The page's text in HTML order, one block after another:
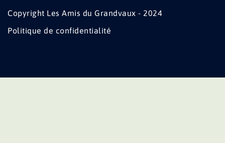
Copyright Les Amis du Grandvaux - 2024
Politique de confidentialité